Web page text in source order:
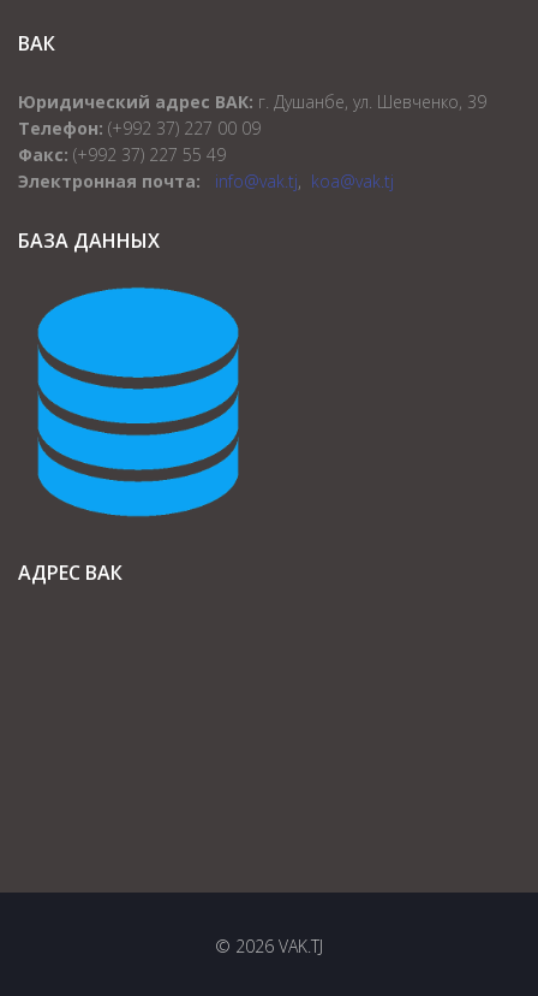
ВАК
Юридический адрес ВАК: г. Душанбе, ул. Шевченко, 39
Телефон: (+992 37) 227 00 09
Факс: (+992 37) 227 55 49
Электронная почта:
info@vak.tj, koa@vak.tj
БАЗА ДАННЫХ
АДРЕС ВАК
© 2026 VAK.TJ